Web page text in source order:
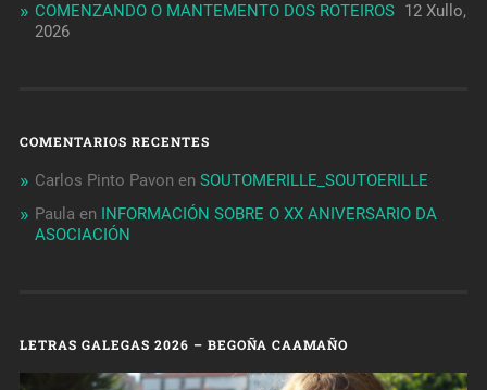
COMENZANDO O MANTEMENTO DOS ROTEIROS 12 Xullo,
2026
COMENTARIOS RECENTES
Carlos Pinto Pavon en SOUTOMERILLE_SOUTOERILLE
Paula en INFORMACIÓN SOBRE O XX ANIVERSARIO DA
ASOCIACIÓN
LETRAS GALEGAS 2026 – BEGOÑA CAAMAÑO